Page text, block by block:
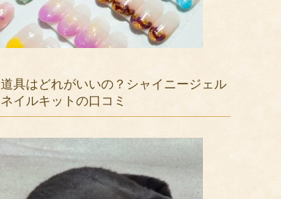
道具はどれがいいの？シャイニージェル
ネイルキットの口コミ